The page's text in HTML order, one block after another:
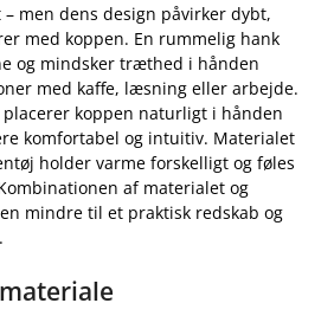
men dens design påvirker dybt,
med koppen. En rummelig hank
og mindsker træthed i hånden
med kaffe, læsning eller arbejde.
koppen naturligt i hånden
komfortabel og intuitiv. Materialet
holder varme forskelligt og føles
af materialet og
mindre til et praktisk redskab og